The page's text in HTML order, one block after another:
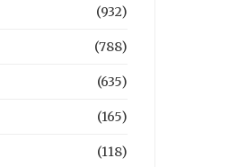
(932)
(788)
(635)
(165)
(118)